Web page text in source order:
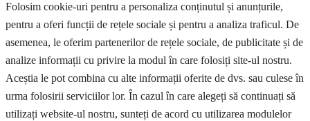
Folosim cookie-uri pentru a personaliza conținutul și anunțurile,
pentru a oferi funcții de rețele sociale și pentru a analiza traficul. De
asemenea, le oferim partenerilor de rețele sociale, de publicitate și de
analize informații cu privire la modul în care folosiți site-ul nostru.
Aceștia le pot combina cu alte informații oferite de dvs. sau culese în
urma folosirii serviciilor lor. În cazul în care alegeți să continuați să
utilizați website-ul nostru, sunteți de acord cu utilizarea modulelor